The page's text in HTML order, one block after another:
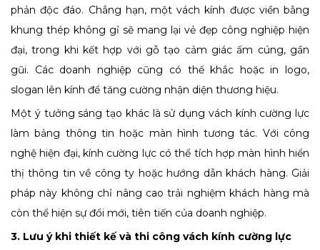
phản độc đáo. Chẳng hạn, một vách kính được viền bằng
khung thép không gỉ sẽ mang lại vẻ đẹp công nghiệp hiện
đại, trong khi kết hợp với gỗ tạo cảm giác ấm cúng, gần
gũi. Các doanh nghiệp cũng có thể khắc hoặc in logo,
slogan lên kính để tăng cường nhận diện thương hiệu.
Một ý tưởng sáng tạo khác là sử dụng vách kính cường lực
làm bảng thông tin hoặc màn hình tương tác. Với công
nghệ hiện đại, kính cường lực có thể tích hợp màn hình hiển
thị thông tin về công ty hoặc hướng dẫn khách hàng. Giải
pháp này không chỉ nâng cao trải nghiệm khách hàng mà
còn thể hiện sự đổi mới, tiên tiến của doanh nghiệp.
3. Lưu ý khi thiết kế và thi công vách kính cường lực